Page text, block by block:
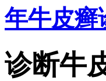
年牛皮癣
诊断牛